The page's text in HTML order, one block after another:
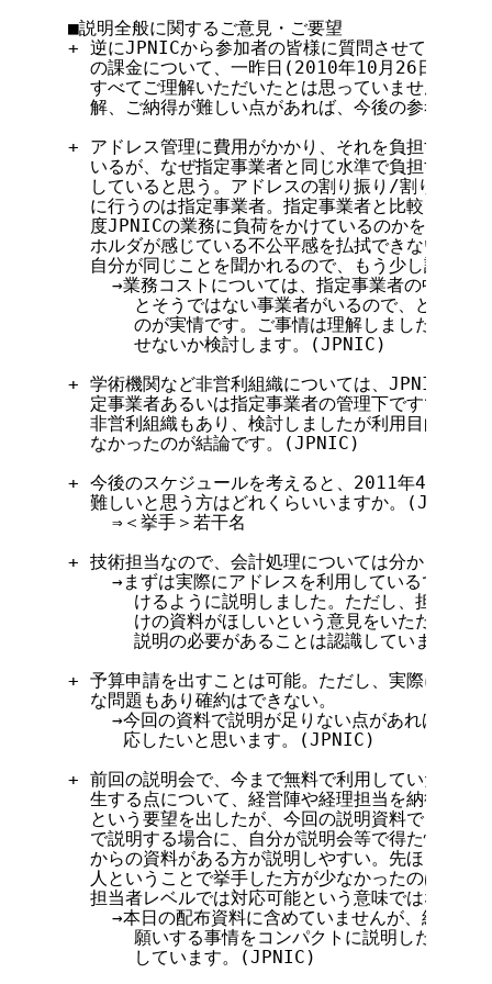
  ■説明全般に関するご意見・ご要望
+ 逆にJPNICから参加者の皆様に質問させてくださ
の課金について、一昨日(2010年10月26日)に行
すべてご理解いただいたとは思っていません。本
解、ご納得が難しい点があれば、今後の参考ま
+ アドレス管理に費用がかかり、それを負担する必
いるが、なぜ指定事業者と同じ水準で負担するの
していると思う。アドレスの割り振り/割り当てや
に行うのは指定事業者。指定事業者と比較して、
度JPNICの業務に負荷をかけているのかを明らか
ホルダが感じている不公平感を払拭できない。組
自分が同じことを聞かれるので、もう少し詳しい
→業務コストについては、指定事業者の中にも
とそうではない事業者がいるので、どうする
のが実情です。ご事情は理解しましたので、
        せないか検討します。(JPNIC)
+ 学術機関など非営利組織については、JPNICとし
定事業者あるいは指定事業者の管理下ですでに費
非営利組織もあり、検討しましたが利用目的から
    なかったのが結論です。(JPNIC)
+ 今後のスケジュールを考えると、2011年4月に請
    難しいと思う方はどれくらいいますか。(JPNIC)
      ⇒＜挙手＞若干名
+ 技術担当なので、会計処理については分からない
→まずは実際にアドレスを利用しているであろ
けるように説明しました。ただし、担当者レ
けの資料がほしいという意見をいただいてい
説明の必要があることは認識しています。
+ 予算申請を出すことは可能。ただし、実際に支払
    な問題もあり確約はできない。
→今回の資料で説明が足りない点があれば、説
       応したいと思います。(JPNIC)
+ 前回の説明会で、今まで無料で利用していたもの
生する点について、経営陣や経理担当を納得させ
という要望を出したが、今回の説明資料でもまだ
で説明する場合に、自分が説明会等で得た情報を
からの資料がある方が説明しやすい。先ほど、来
人ということで挙手した方が少なかったのは、組
担当者レベルでは対応可能という意味ではないか
→本日の配布資料に含めていませんが、経営陣
願いする事情をコンパクトに説明したA4:1
        しています。(JPNIC)